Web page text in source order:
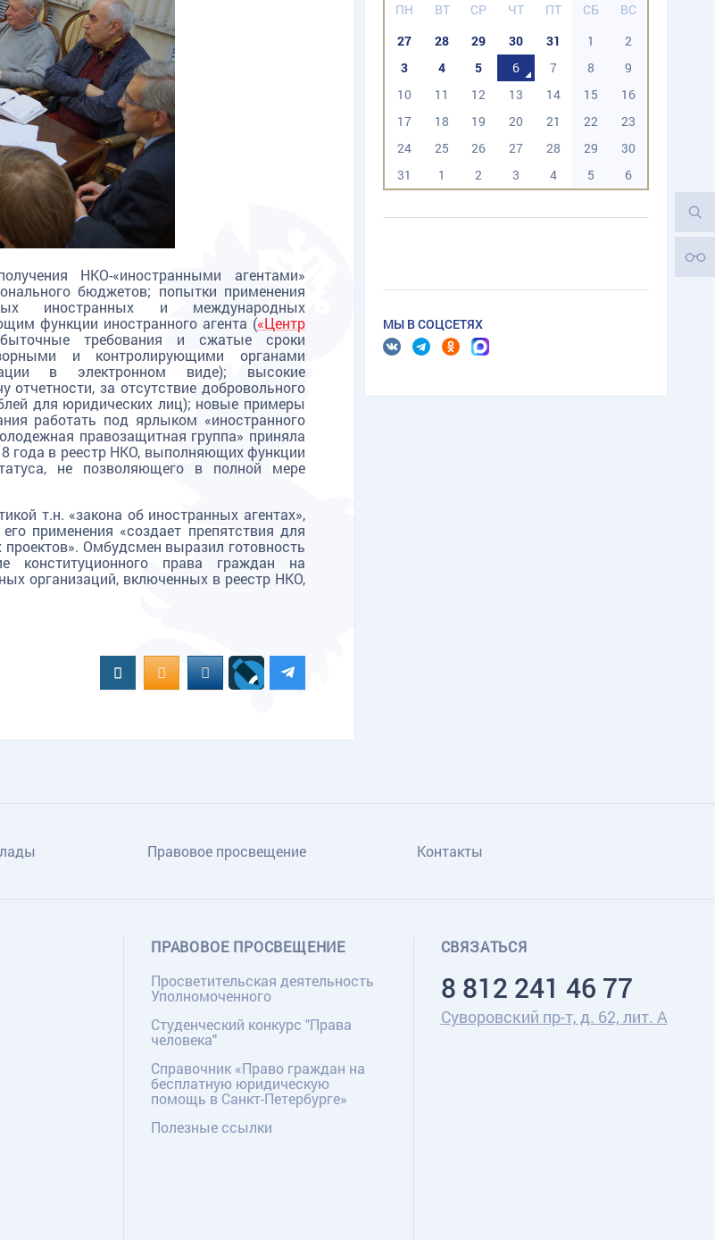
НКО-«иностранными агентами»
бюджетов; попытки применения
иностранных и международных
функции иностранного агента («Центр
требования и сжатые сроки
и контролирующими органами
в электронном виде); высокие
за отсутствие добровольного
для юридических лиц); новые примеры
работать под ярлыком «иностранного
правозащитная группа» приняла
года в реестр НКО, выполняющих функции
не позволяющего в полной мере
т.н. «закона об иностранных агентах»,
применения «создает препятствия для
Омбудсмен выразил готовность
конституционного права граждан на
организаций, включенных в реестр НКО,
ВконтактеOK.RUMAIL.RU
ПН ВТ СР ЧТ ПТ СБ
ВС
27
28 29 30 31 1
2
3
4 5 6 7 8
9
10
11 12 13 14 15
16
17
18 19 20 21 22
23
24
25 26 27 28 29
30
31
1 2 3 4 5 6
МЫ В СОЦСЕТЯХ
Правовое просвещение Контакты
СВЯЗАТЬСЯ
8 812 241 46 77
Суворовский пр-т, д. 62, лит. А
ПРАВОВОЕ ПРОСВЕЩЕНИЕ
Просветительская деятельность
Уполномоченного
Студенческий конкурс "Права
человека"
Справочник «Право граждан на
бесплатную юридическую
помощь в Санкт-Петербурге»
Полезные ссылки